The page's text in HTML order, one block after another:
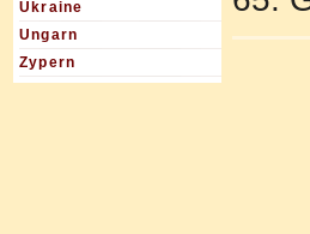
Ukraine
Ungarn
Zypern